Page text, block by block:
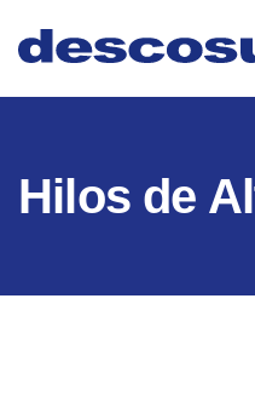
content
Hilos de